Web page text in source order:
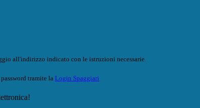
all'indirizzo indicato con le istruzioni necessarie.
tramite la Login Spaggiari